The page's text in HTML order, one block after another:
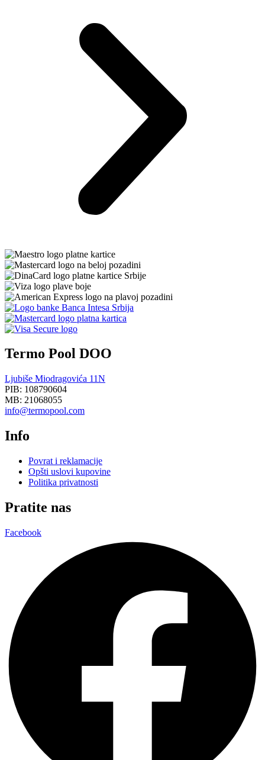
Termo Pool DOO
Ljubiše Miodragovića 11N
PIB: 108790604
MB: 21068055
info@termopool.com
Info
Povrat i reklamacije
Opšti uslovi kupovine
Politika privatnosti
Pratite nas
Facebook